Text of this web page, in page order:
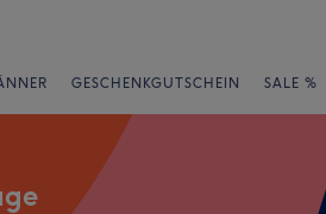
GESCHENKGUTSCHEIN SALE %